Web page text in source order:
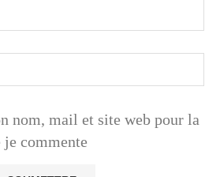
nom, mail et site web pour la
commente